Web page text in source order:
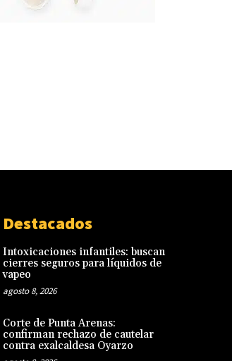
Destacados
Intoxicaciones infantiles: buscan
cierres seguros para líquidos de
vapeo
agosto 8, 2026
Corte de Punta Arenas:
confirman rechazo de cautelar
contra exalcaldesa Oyarzo